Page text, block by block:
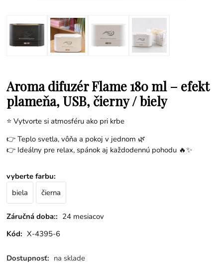
Aroma difuzér Flame 180 ml – efekt
plameňa, USB, čierny / biely
⭐ Vytvorte si atmosféru ako pri krbe
👉 Teplo svetla, vôňa a pokoj v jednom 🌿
👉 Ideálny pre relax, spánok aj každodennú pohodu 🔥✨
vyberte farbu:
biela
čierna
Záručná doba:: 24 mesiacov
Kód: X-4395-6
Dostupnosť: na sklade